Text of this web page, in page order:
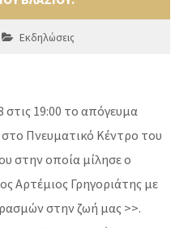
Εκδηλώσεις
στις 19:00 το απόγευμα
Πνευματικό Κέντρο του
στην οποία μίλησε ο
Αρτέμιος Γρηγοριάτης με
στην ζωή μας >>.